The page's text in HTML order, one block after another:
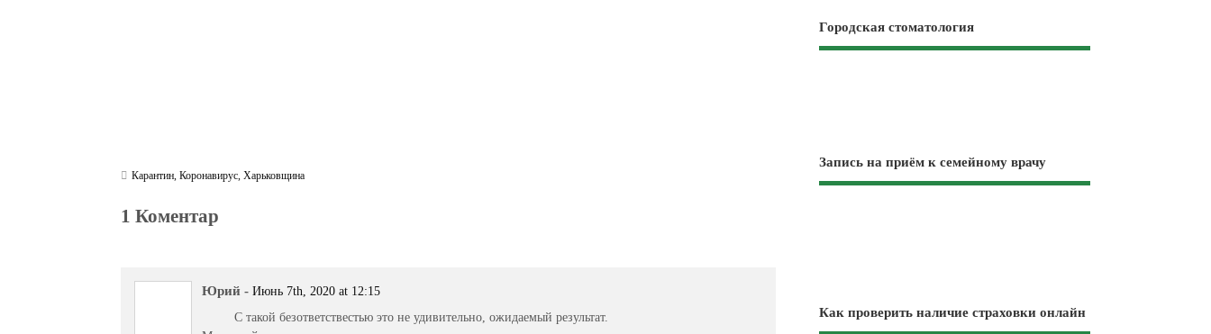
Карантин,Коронавирус,Харьковщина
1 Коментар
Юрий - Июнь 7th, 2020 at 12:15
С такой безответствестью это не удивительно, ожидаемый результат.
Городская стоматология
Запись на приём к семейному врачу
Как проверить наличие страховки онлайн